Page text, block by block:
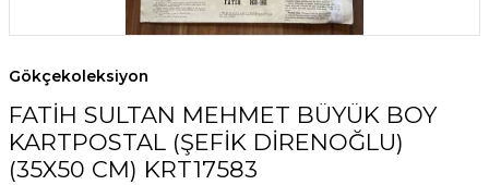
Gökçekoleksiyon
FATİH SULTAN MEHMET BÜYÜK BOY
KARTPOSTAL (ŞEFİK DİRENOĞLU)
(35X50 CM) KRT17583